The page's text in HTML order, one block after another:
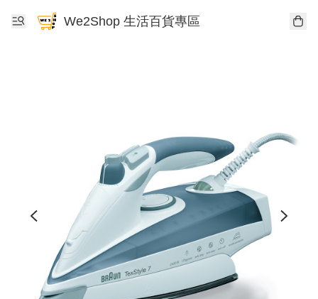
We2Shop 生活百貨專區